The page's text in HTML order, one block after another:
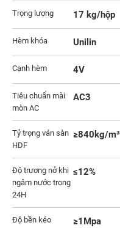
Trọng lượng 17 kg/hộp
Hèm khóa Unilin
Cạnh hèm 4V
Tiêu chuẩn mài
mòn AC
AC3
Tỷ trọng ván sàn
HDF
≥840kg/m³
Độ trương nở khi
ngâm nước trong
24H
≤12%
Độ bền kéo
≥1Mpa